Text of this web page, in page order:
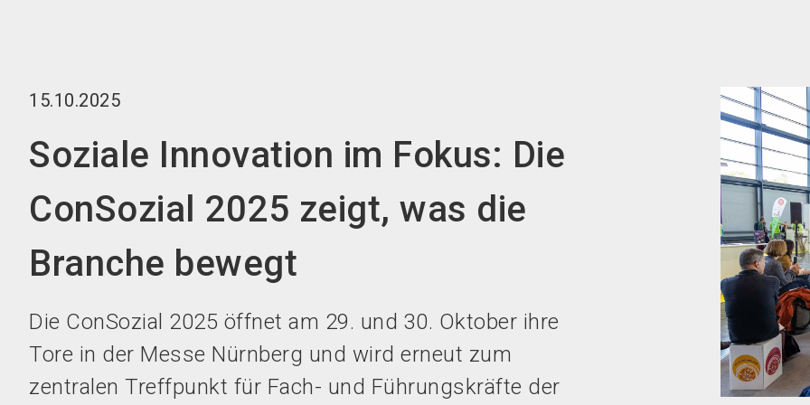
15.10.2025
Soziale Innovation im Fokus: Die
ConSozial 2025 zeigt, was die
Branche bewegt
Die ConSozial 2025 öffnet am 29. und 30. Oktober ihre
Tore in der Messe Nürnberg und wird erneut zum
zentralen Treffpunkt für Fach- und Führungskräfte der